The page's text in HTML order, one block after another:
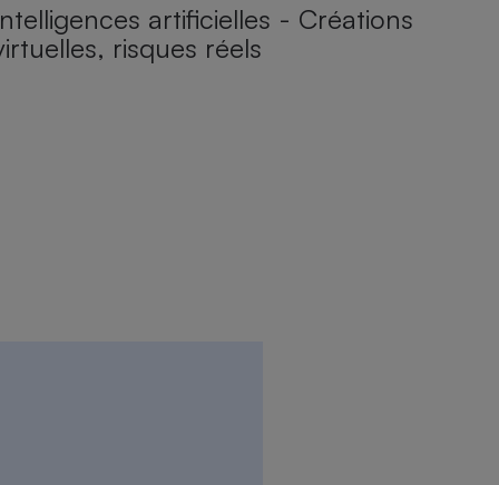
artificielles - Créations
risques réels